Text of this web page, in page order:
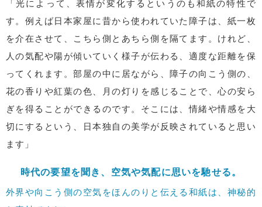
「光によって、表情が変化するというのも和紙の特性で
す。例えば日本家屋に昔から使われていた障子は、紙一枚
を介在させて、こちら側とあちら側を隔てます。けれど、
人の気配や陽が傾いていく様子が伝わる、適度な距離を保
ってくれます。部屋の中に居ながら、障子の向こう側の、
花の香りや紅葉の色、月の灯りを感じることで、心の安ら
ぎを得ることができるのです。そこには、情緒や情感を大
切にするという、日本独自の美学が反映されていると思い
ます」
時代の要望を聞き、空気や気配に思いを馳せる。
外界や向こう側の空気をほんのりと伝える和紙は、神秘的